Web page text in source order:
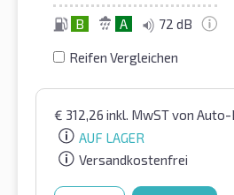
B A 72 dB
Reifen Vergleichen
€ 312,26 inkl. MwSTvon Auto-
AUF LAGER
Versandkostenfrei